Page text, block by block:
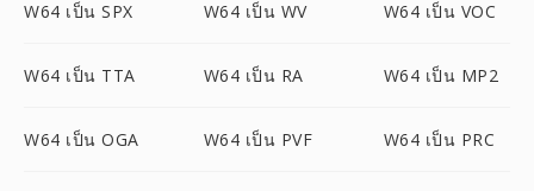
W64 เป็น SPX W64 เป็น WV W64 เป็น VOC
W64 เป็น TTA W64 เป็น RA W64 เป็น MP2
W64 เป็น OGA W64 เป็น PVF W64 เป็น PRC